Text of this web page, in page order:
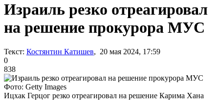
Израиль резко отреагировал
на решение прокурора МУС
Текст: Костянтин Катишев, 20 мая 2024, 17:59
0
838
Фото: Getty Images
Ицхак Герцог резко отреагировал на решение Карима Хана